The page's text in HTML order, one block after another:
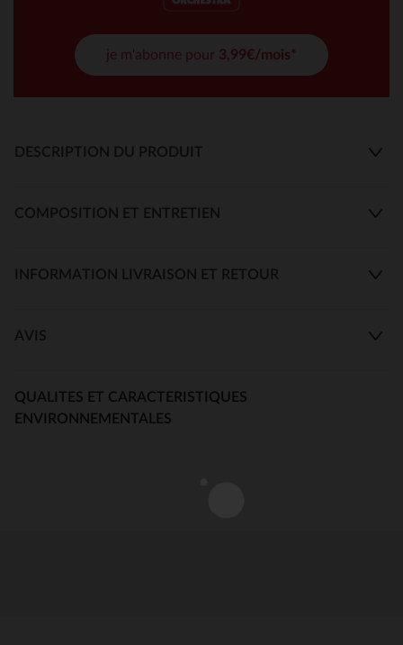
je m'abonne pour 3,99€/mois*
DESCRIPTION DU PRODUIT
COMPOSITION ET ENTRETIEN
INFORMATION LIVRAISON ET RETOUR
AVIS
QUALITES ET CARACTERISTIQUES
ENVIRONNEMENTALES